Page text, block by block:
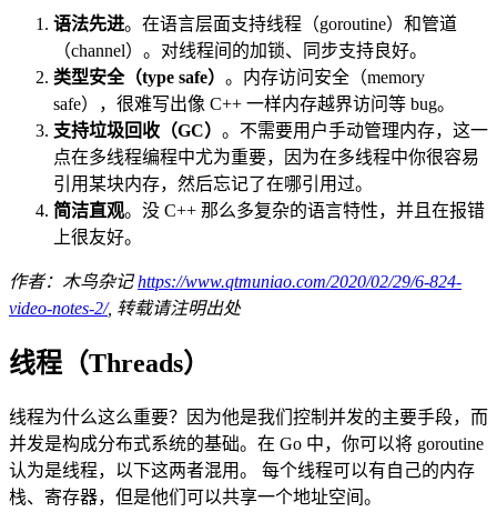
语法先进。在语言层面支持线程（goroutine）和管道
（channel）。对线程间的加锁、同步支持良好。
类型安全（type safe） 。内存访问安全（memory
safe），很难写出像 C++ 一样内存越界访问等 bug。
支持垃圾回收（GC） 。不需要用户手动管理内存，这一
点在多线程编程中尤为重要，因为在多线程中你很容易
引用某块内存，然后忘记了在哪引用过。
简洁直观。没 C++ 那么多复杂的语言特性，并且在报错
上很友好。
作者：木鸟杂记https://www.qtmuniao.com/2020/02/29/6-824-
video-notes-2/, 转载请注明出处
线程（Threads）
线程为什么这么重要？因为他是我们控制并发的主要手段，而
并发是构成分布式系统的基础。在 Go 中，你可以将 goroutine
认为是线程，以下这两者混用。 每个线程可以有自己的内存
栈、寄存器，但是他们可以共享一个地址空间。